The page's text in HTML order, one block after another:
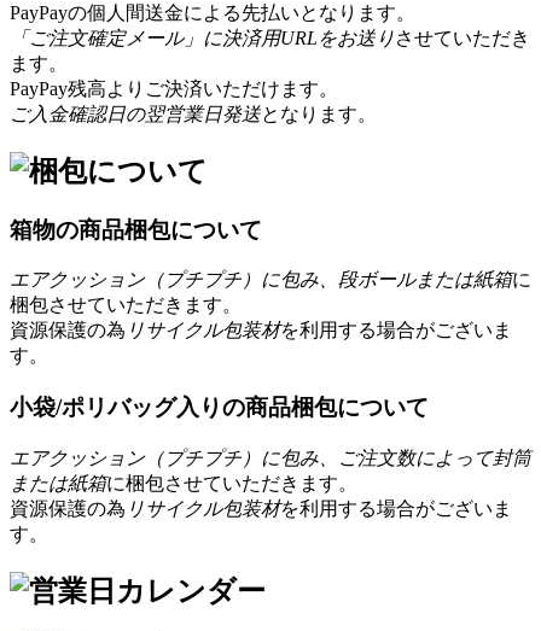
PayPayの個人間送金による先払いとなります。
「ご注文確定メール」に決済用URLをお送りさせていただき
ます。
PayPay残高よりご決済いただけます。
ご入金確認日の翌営業日発送となります。
箱物の商品梱包について
エアクッション（プチプチ）に包み、段ボールまたは紙箱に
梱包させていただきます。
資源保護の為 リサイクル包装材を利用する場合がございま
す。
小袋/ポリバッグ入りの商品梱包について
エアクッション（プチプチ）に包み、ご注文数によって封筒
または紙箱に梱包させていただきます。
資源保護の為 リサイクル包装材を利用する場合がございま
す。